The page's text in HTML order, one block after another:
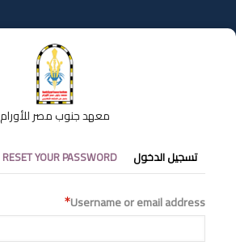
إلى
المحتوى
معهد جنوب مصر للأورام
التبويبات
الأساسية
تسجيل الدخول RESET YOUR PASSWORD
Username or email address